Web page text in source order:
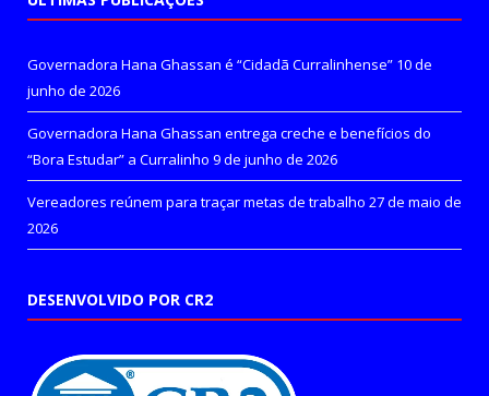
Governadora Hana Ghassan é “Cidadã Curralinhense” 10 de
junho de 2026
Governadora Hana Ghassan entrega creche e benefícios do
“Bora Estudar” a Curralinho 9 de junho de 2026
Vereadores reúnem para traçar metas de trabalho 27 de maio de
2026
DESENVOLVIDO POR CR2